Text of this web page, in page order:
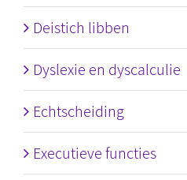
Deistich libben
Dyslexie en dyscalculie
Echtscheiding
Executieve functies